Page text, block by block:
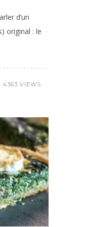
d’un
original : le
4363 VIEWS